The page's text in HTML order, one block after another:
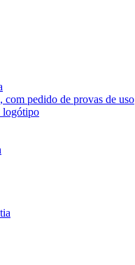
com pedido de provas de uso
logótipo